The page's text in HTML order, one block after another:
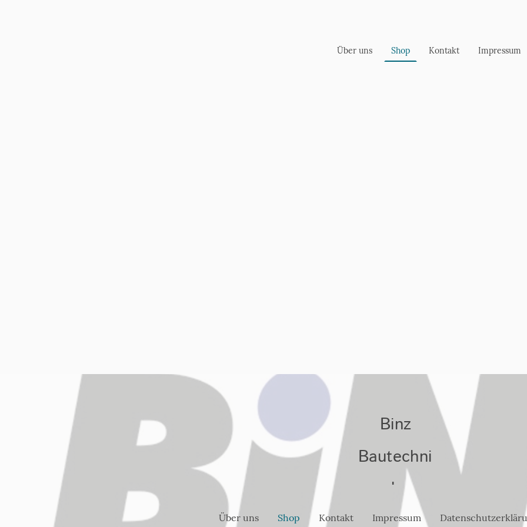
Über uns Shop Kontakt Impressum
Binz
Bautechni
k
Über uns Shop Kontakt Impressum